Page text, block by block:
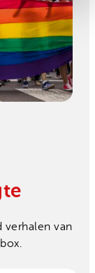
verhalen van